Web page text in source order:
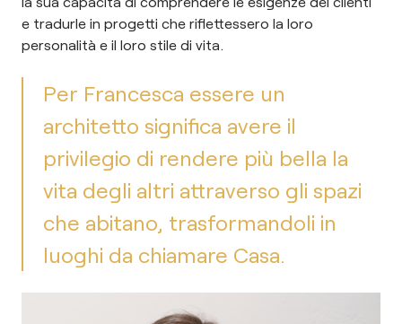
e tradurle in progetti che riflettessero la loro
personalità e il loro stile di vita.
Per Francesca essere un
architetto significa avere il
privilegio di rendere più bella la
vita degli altri attraverso gli spazi
che abitano, trasformandoli in
luoghi da chiamare Casa.